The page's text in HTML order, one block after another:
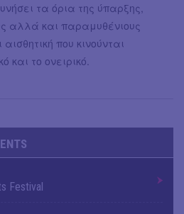
τα όρια της ύπαρξης,
αλλά και παραμυθένιους
που κινούνται
το ονειρικό.
Festival